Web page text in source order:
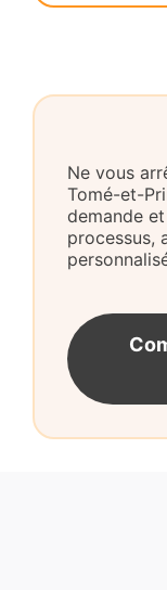
Ne vous
Tomé-et-
demande
processus,